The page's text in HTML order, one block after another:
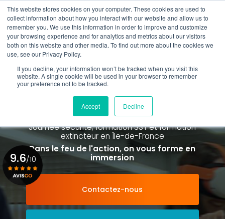
This website stores cookies on your computer. These cookies are used to
collect information about how you interact with our website and allow us to
remember you. We use this information in order to improve and customize
your browsing experience and for analytics and metrics about our visitors
both on this website and other media. To find out more about the cookies we
use, see our Privacy Policy.
If you decline, your information won’t be tracked when you visit this
website. A single cookie will be used in your browser to remember
your preference not to be tracked.
Accept Decline
Aller
au
contenu
principal
01 84 20 18 48
Rappel gratuit
Spécialiste de la formation SST et
de la Formation Incendie
à Paris La Défense depuis 2015
Journée sécurité, formation SST et formation
extincteuren Île-de-France
Dans le feu de l'action, on vous forme en
immersion
Contactez-nous
9.6/10
Voir le certificat